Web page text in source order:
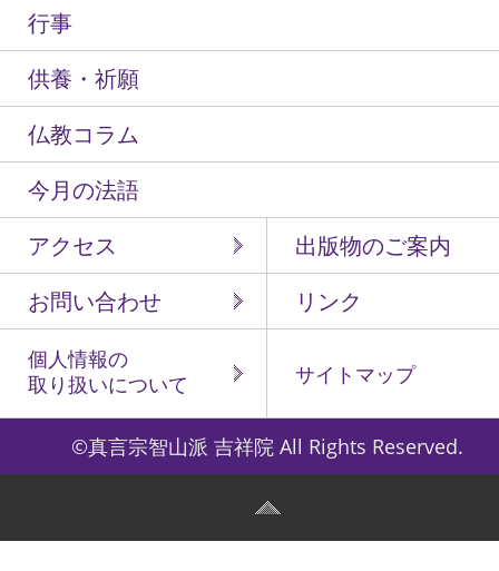
行事
供養・祈願
仏教コラム
今月の法語
アクセス
出版物のご案内
お問い合わせ
リンク
個人情報の
取り扱いについて
サイトマップ
©真言宗智山派 吉祥院 All Rights Reserved.